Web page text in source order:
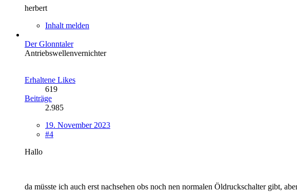
herbert
Inhalt melden
Der Glonntaler
Antriebswellenvernichter
Erhaltene Likes
619
Beiträge
2.985
19. November 2023
#4
Hallo
da müsste ich auch erst nachsehen obs noch nen normalen Öldruckschalter gibt,